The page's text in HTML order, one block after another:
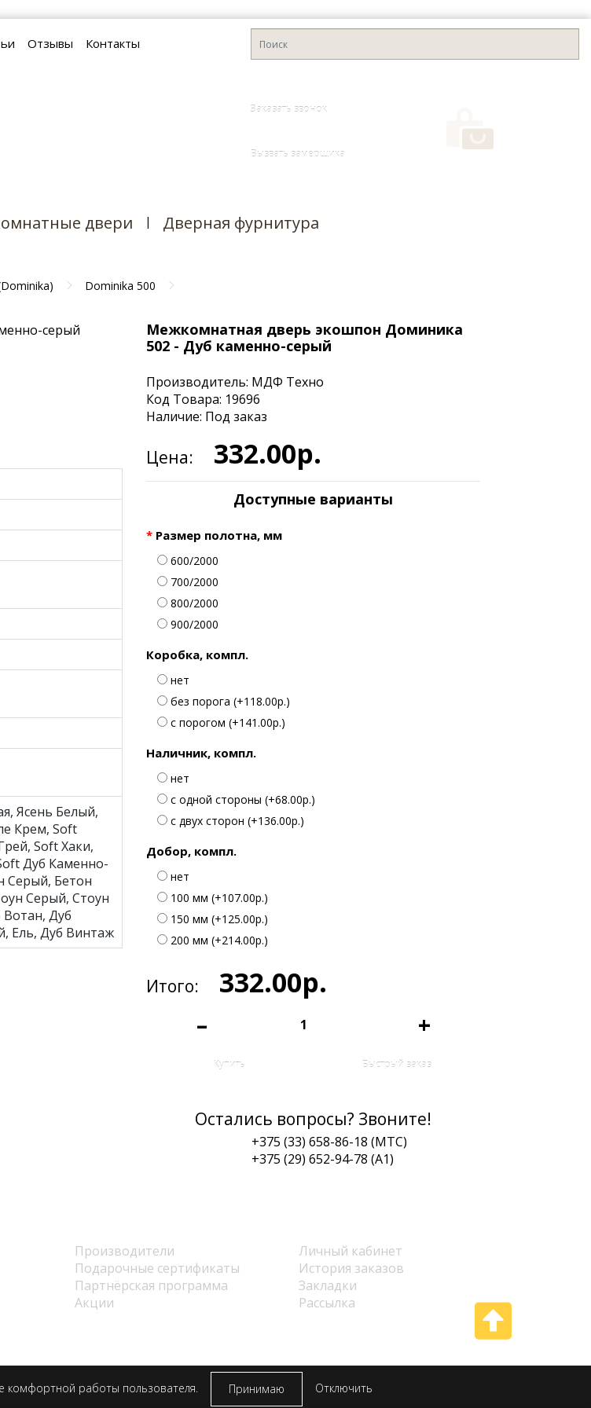
Отзывы Контакты
Заказать звонок
Вызвать замерщика
двери Дверная фурнитура
Dominika 500
Ясень Белый,
Крем, Soft
Soft Хаки,
Дуб Каменно-
Серый, Бетон
Серый, Стоун
Дуб
Ель, Дуб Винтаж
Межкомнатная дверь экошпон Доминика
502 - Дуб каменно-серый
Производитель: МДФ Техно
Код Товара: 19696
Наличие: Под заказ
Цена: 332.00р.
Доступные варианты
Размер полотна, мм
600/2000
700/2000
800/2000
900/2000
Коробка, компл.
нет
без порога (+118.00р.)
с порогом (+141.00р.)
Наличник, компл.
нет
с одной стороны (+68.00р.)
с двух сторон (+136.00р.)
Добор, компл.
нет
100 мм (+107.00р.)
150 мм (+125.00р.)
200 мм (+214.00р.)
Итого: 332.00р.
– +
Купить Быстрый заказ
Остались вопросы? Звоните!
+375 (33) 658-86-18 (МТС)
+375 (29) 652-94-78 (A1)
Производители
Подарочные сертификаты
Партнёрская программа
Акции
Личный кабинет
История заказов
Закладки
Рассылка
Толочинский районный исполнительный комитет
комфортной работы пользователя. Принимаю Отключить